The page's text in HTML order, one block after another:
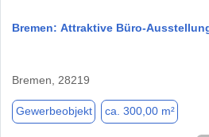
Bremen: Attraktive Büro-
Bremen, 28219
Gewerbeobjekt ca. 300,00 m²